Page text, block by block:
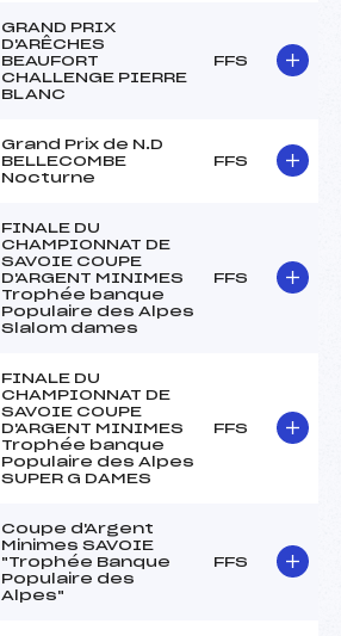
GRAND PRIX
D'ARÊCHES
BEAUFORT
CHALLENGE PIERRE
BLANC
FFS
Grand Prix de N.D
BELLECOMBE
Nocturne
FFS
FINALE DU
CHAMPIONNAT DE
SAVOIE COUPE
D'ARGENT MINIMES
Trophée banque
Populaire des Alpes
Slalom dames
FFS
FINALE DU
CHAMPIONNAT DE
SAVOIE COUPE
D'ARGENT MINIMES
Trophée banque
Populaire des Alpes
SUPER G DAMES
FFS
Coupe d'Argent
Minimes SAVOIE
"Trophée Banque
Populaire des
Alpes"
FFS